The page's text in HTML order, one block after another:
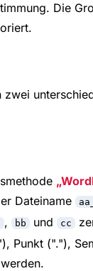
Die
Dateiname
, bb und cc
Punkt ("."),